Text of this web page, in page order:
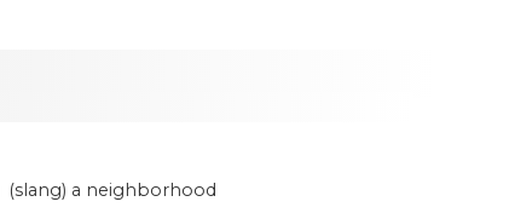
(slang) a neighborhood